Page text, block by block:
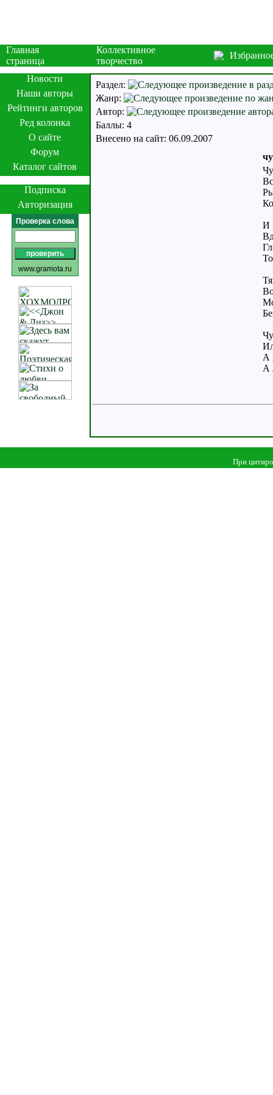
Главная
страница
Коллективное
творчество
Новости
Наши авторы
Рейтинги авторов
Ред колонка
О сайте
Форум
Каталог сайтов
Подписка
Авторизация
Проверка слова
www.gramota.ru
Раздел:
Жанр:
Автор:
Баллы: 4
Внесено на сайт: 06.09.2007
И
А
А
При